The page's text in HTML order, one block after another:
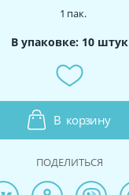
1 пак.
В упаковке: 10 штук
В корзину
ПОДЕЛИТЬСЯ